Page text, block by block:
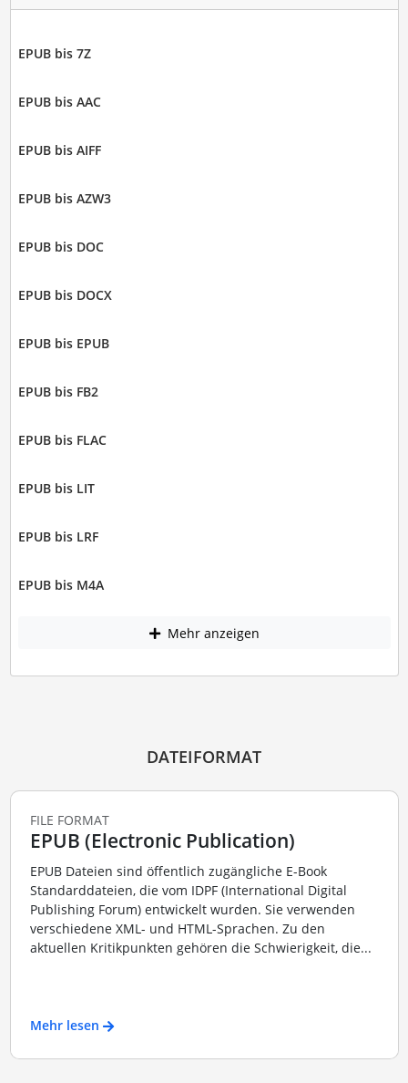
EPUB bis 7Z
EPUB bis AAC
EPUB bis AIFF
EPUB bis AZW3
EPUB bis DOC
EPUB bis DOCX
EPUB bis EPUB
EPUB bis FB2
EPUB bis FLAC
EPUB bis LIT
EPUB bis LRF
EPUB bis M4A
Mehr anzeigen
DATEIFORMAT
FILE FORMAT
EPUB (Electronic Publication)
EPUB Dateien sind öffentlich zugängliche E-Book
Standarddateien, die vom IDPF (International Digital
Publishing Forum) entwickelt wurden. Sie verwenden
verschiedene XML- und HTML-Sprachen. Zu den
aktuellen Kritikpunkten gehören die Schwierigkeit, die...
Mehr lesen